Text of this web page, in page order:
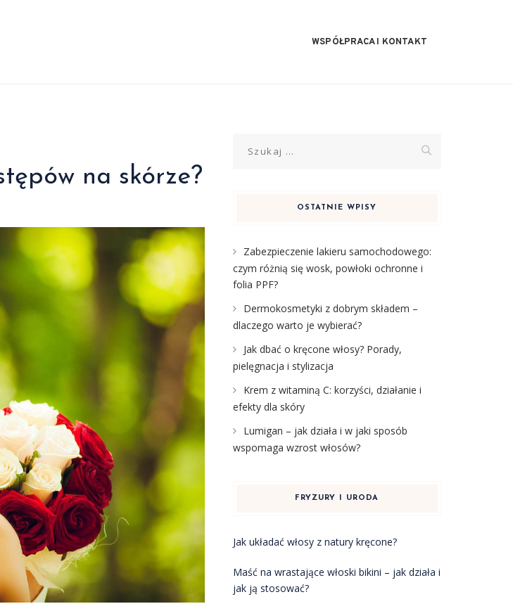
WSPÓŁPRACA I KONTAKT
na skórze?
OSTATNIE WPISY
Zabezpieczenie lakieru samochodowego:
czym różnią się wosk, powłoki ochronne i
folia PPF?
Dermokosmetyki z dobrym składem –
dlaczego warto je wybierać?
Jak dbać o kręcone włosy? Porady,
pielęgnacja i stylizacja
Krem z witaminą C: korzyści, działanie i
efekty dla skóry
Lumigan – jak działa i w jaki sposób
wspomaga wzrost włosów?
FRYZURY I URODA
Jak układać włosy z natury kręcone?
Maść na wrastające włoski bikini – jak działa i
jak ją stosować?